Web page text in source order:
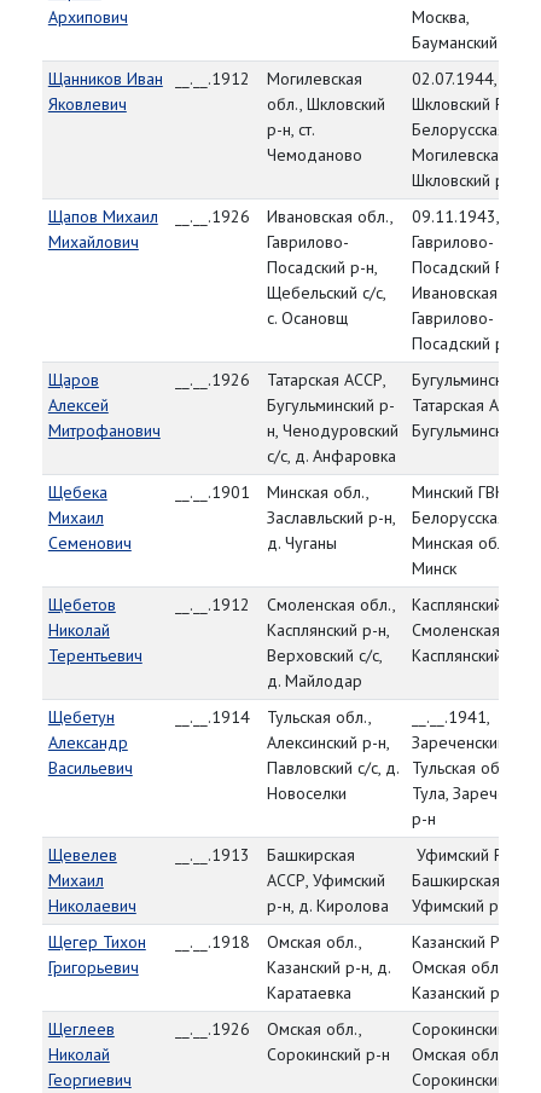
Архипович
Москва,
Бауманский р-н
Щанников Иван
Яковлевич
__.__.1912
Могилевская
обл., Шкловский
р-н, ст.
Чемоданово
02.07.1944,
Шкловский РВК,
Белорусская
Могилевская
Шкловский р-н
Щапов Михаил
Михайлович
__.__.1926
Ивановская обл.,
Гаврилово-
Посадский р-н,
Щебельский с/с,
с. Осановщ
09.11.1943,
Гаврилово-
Посадский РВК,
Ивановская обл.,
Гаврилово-
Посадский р-н
Щаров
Алексей
Митрофанович
__.__.1926
Татарская АССР,
Бугульминский р-
н, Ченодуровский
с/с, д. Анфаровка
Бугульминский
Татарская АССР,
Бугульминский
Щебека
Михаил
Семенович
__.__.1901
Минская обл.,
Заславльский р-н,
д. Чуганы
Минский ГВК,
Белорусская
Минская обл., г.
Минск
Щебетов
Николай
Терентьевич
__.__.1912
Смоленская обл.,
Касплянский р-н,
Верховский с/с,
д. Майлодар
Касплянский РВК,
Смоленская обл.,
Касплянский р-н
Щебетун
Александр
Васильевич
__.__.1914
Тульская обл.,
Алексинский р-н,
Павловский с/с, д.
Новоселки
__.__.1941,
Зареченский
Тульская обл., г.
Тула,
р-н
Щевелев
Михаил
Николаевич
__.__.1913
Башкирская
АССР, Уфимский
р-н, д. Киролова
Уфимский РВК,
Башкирская
Уфимский р-н
Щегер Тихон
Григорьевич
__.__.1918
Омская обл.,
Казанский р-н, д.
Каратаевка
Казанский РВК,
Омская обл.,
Казанский р-н
Щеглеев
Николай
Георгиевич
__.__.1926
Омская обл.,
Сорокинский р-н
Сорокинский
Омская обл.,
Сорокинский р-н